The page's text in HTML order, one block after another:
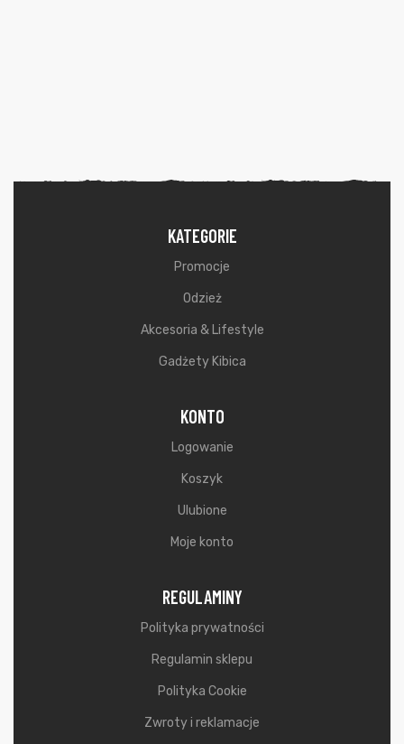
KATEGORIE
Promocje
Odzież
Akcesoria & Lifestyle
Gadżety Kibica
KONTO
Logowanie
Koszyk
Ulubione
Moje konto
REGULAMINY
Polityka prywatności
Regulamin sklepu
Polityka Cookie
Zwroty i reklamacje